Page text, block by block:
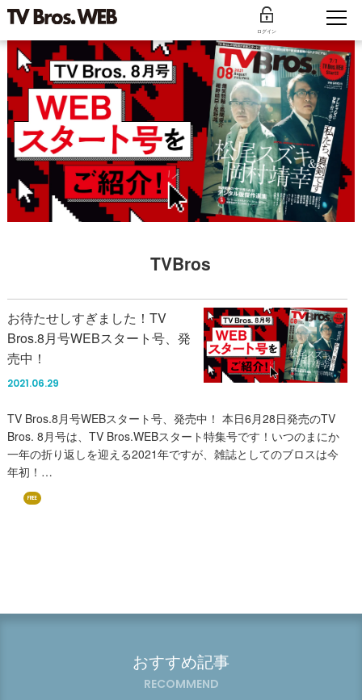
ログイン
TVBros
お待たせしすぎました！TV
Bros.8月号WEBスタート号、発
売中！
2021.06.29
TV Bros.8月号WEBスタート号、発売中！ 本日6月28日発売のTV
Bros. 8月号は、TV Bros.WEBスタート特集号です！いつのまにか
一年の折り返しを迎える2021年ですが、雑誌としてのブロスは今
年初！…
FREE
おすすめ記事
RECOMMEND